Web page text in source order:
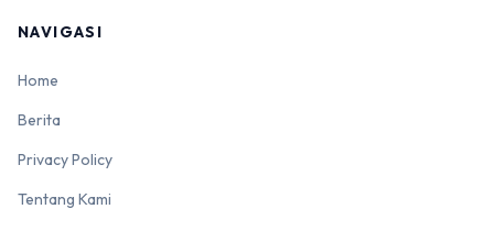
NAVIGASI
Home
Berita
Privacy Policy
Tentang Kami